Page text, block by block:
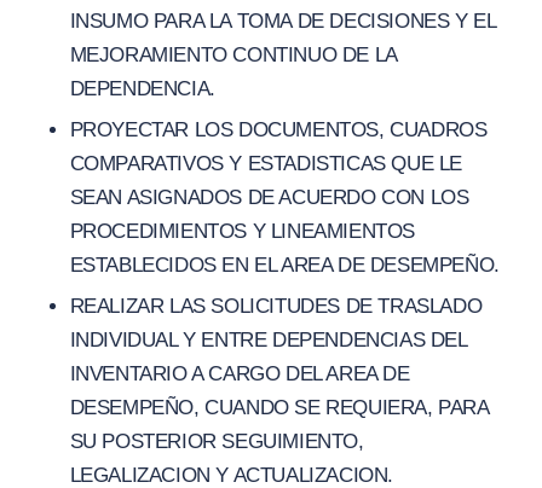
INSUMO PARA LA TOMA DE DECISIONES Y EL
MEJORAMIENTO CONTINUO DE LA
DEPENDENCIA.
PROYECTAR LOS DOCUMENTOS, CUADROS
COMPARATIVOS Y ESTADISTICAS QUE LE
SEAN ASIGNADOS DE ACUERDO CON LOS
PROCEDIMIENTOS Y LINEAMIENTOS
ESTABLECIDOS EN EL AREA DE DESEMPEÑO.
REALIZAR LAS SOLICITUDES DE TRASLADO
INDIVIDUAL Y ENTRE DEPENDENCIAS DEL
INVENTARIO A CARGO DEL AREA DE
DESEMPEÑO, CUANDO SE REQUIERA, PARA
SU POSTERIOR SEGUIMIENTO,
LEGALIZACION Y ACTUALIZACION.